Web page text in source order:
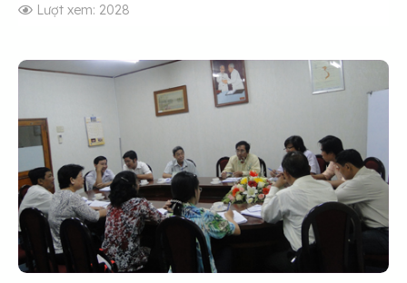
Lượt xem: 2028